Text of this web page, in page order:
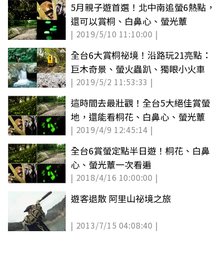
5月親子遊首選！北中南追螢6熱點，
還可以賞桐、白鼻心、螢光蕈
| 2019/5/10 11:10:00 |
全台6大賞桐祕境！沿路玩21亮點：
巨木奇景、螢火蟲趴、獨眼小火車
| 2019/5/2 11:53:33 |
這時間去最壯觀！全台5大絕佳賞螢
地，還能看桐花、白鼻心、螢光蕈
| 2019/4/9 12:45:14 |
全台6賞螢定點半日遊！桐花、白鼻
心、螢光蕈一次看遍
| 2018/4/16 10:00:00 |
遊客退散 阿里山祕境之旅
| 2013/7/15 04:08:40 |